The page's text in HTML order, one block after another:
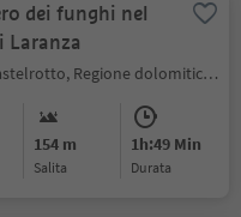
dei funghi nel
Laranza
Siusi, Castelrotto, Regione dolomitica Alpe di Siusi
154 m
Salita
1h:49 Min
durata